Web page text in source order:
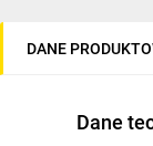
Liczba
DANE
Dane